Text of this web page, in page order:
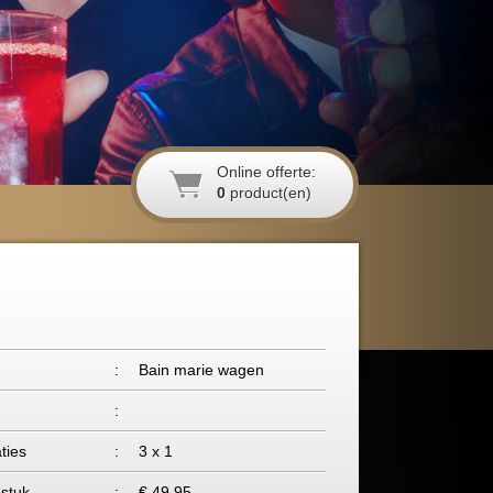
Online offerte:
0 product(en)
: Bain marie wagen
:
: 3 x 1